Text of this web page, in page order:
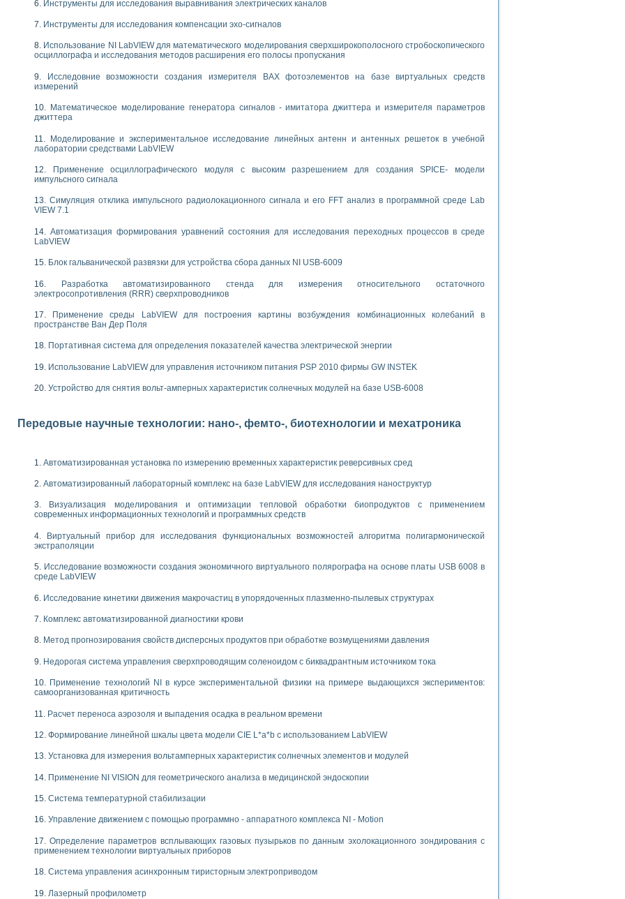
интерфейсов обмена по протоколам RS232 и GPIB / имитатор оконечного устройства по интерфейсу RS232
адиабатического расширения газов
результатов измерительного экспримента
измерений с помощью LabVIEW
Назначение. Состав. Возможности
INSTRUMENTS для создания систем автоматизированного лабораторного практикума
и корреляционный анализ"
принципа действия универсального цифрового вольтметра
для изучения технологии выращивания полупроводниковых и оптических монокристаллов
LabVIEW
для исследования АЧХ и ФЧХ активных фильтров
лабораторный практикум по курсу «радиотехнические цепи и сигналы»
одномерных сигналов на основе алгоритма полигармонической экстраполяции
INSTRUMENTS в операционной системе LINUX
принципа действия универсального цифрового вольтметра
«Моделирование систем» и «Автоматизация проектирования систем и средств управления»
информационно-измерительным системам (ИИС)
характеристик на основе использования звуковой карты ПК
теории Коммутации
работы «Имитационное моделирование погрешностей канала измерения температуры» в среде LabVIEW
в среде LabVIEW
решателей обыкновенных дифференциальных уравнений инструментальных систем моделирования
образования и подготовки преподавателей для работы в ИКТ насыщенной среде
по электротехнике в среде MULTISIM
программе «Прикладная физика и физическая информатика» инновационного образовательного проекта РУДН
электромагнитного поля для испытаний изделий авионики
ИИС на базе оборудования NI CompactDAQ
Инструменты для исследования выравнивания электрических каналов
Инструменты для исследования компенсации эхо-сигналов
Использование NI LabVIEW для математического моделирования сверхширокополосного стробоскопического
осциллографа и исследования методов расширения его полосы пропускания
Исследовние возможности создания измерителя ВАХ фотоэлементов на базе виртуальных средств
измерений
Математическое моделирование генератора сигналов - имитатора джиттера и измерителя параметров
джиттера
Моделирование и экспериментальное исследование линейных антенн и антенных решеток в учебной
лаборатории средствами LabVIEW
Применение осциллографического модуля с высоким разрешением для создания SPICE- модели
импульсного сигнала
Симуляция отклика импульсного радиолокационного сигнала и его FFT анализ в программной среде Lab
VIEW 7.1
Автоматизация формирования уравнений состояния для исследования переходных процессов в среде
LabVIEW
Блок гальванической развязки для устройства сбора данных NI USB-6009
Разработка автоматизированного стенда для измерения относительного остаточного
электросопротивления (RRR) сверхпроводников
Применение среды LabVIEW для построения картины возбуждения комбинационных колебаний в
пространстве Ван Дер Поля
Портативная система для определения показателей качества электрической энергии
Использование LabVIEW для управления источником питания PSP 2010 фирмы GW INSTEK
Устройство для снятия вольт-амперных характеристик солнечных модулей на базе USB-6008
Передовые научные технологии: нано-, фемто-, биотехнологии и мехатроника
Автоматизированная установка по измерению временных характеристик реверсивных сред
Автоматизированный лабораторный комплекс на базе LabVIEW для исследования наноструктур
Визуализация моделирования и оптимизации тепловой обработки биопродуктов с применением
современных информационных технологий и программных средств
Виртуальный прибор для исследования функциональных возможностей алгоритма полигармонической
экстраполяции
Исследование возможности создания экономичного виртуального полярографа на основе платы USB 6008 в
среде LabVIEW
Исследование кинетики движения макрочастиц в упорядоченных плазменно-пылевых структурах
Комплекс автоматизированной диагностики крови
Метод прогнозирования свойств дисперсных продуктов при обработке возмущениями давления
Недорогая система управления сверхпроводящим соленоидом с биквадрантным источником тока
Применение технологий NI в курсе экспериментальной физики на примере выдающихся экспериментов:
самоорганизованная критичность
Расчет переноса аэрозоля и выпадения осадка в реальном времени
Формирование линейной шкалы цвета модели CIE L*a*b с использованием LabVIEW
Установка для измерения вольтамперных характеристик солнечных элементов и модулей
Применение NI VISION для геометрического анализа в медицинской эндоскопии
Система температурной стабилизации
Управление движением с помощью программно - аппаратного комплекса NI - Motion
Определение параметров всплывающих газовых пузырьков по данным эхолокационного зондирования с
применением технологии виртуальных приборов
Система управления асинхронным тиристорным электроприводом
Лазерный профилометр